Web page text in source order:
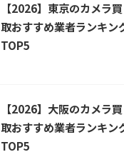
【2026】東京のカメラ買
取おすすめ業者ランキン
TOP5
【2026】大阪のカメラ買
取おすすめ業者ランキン
TOP5